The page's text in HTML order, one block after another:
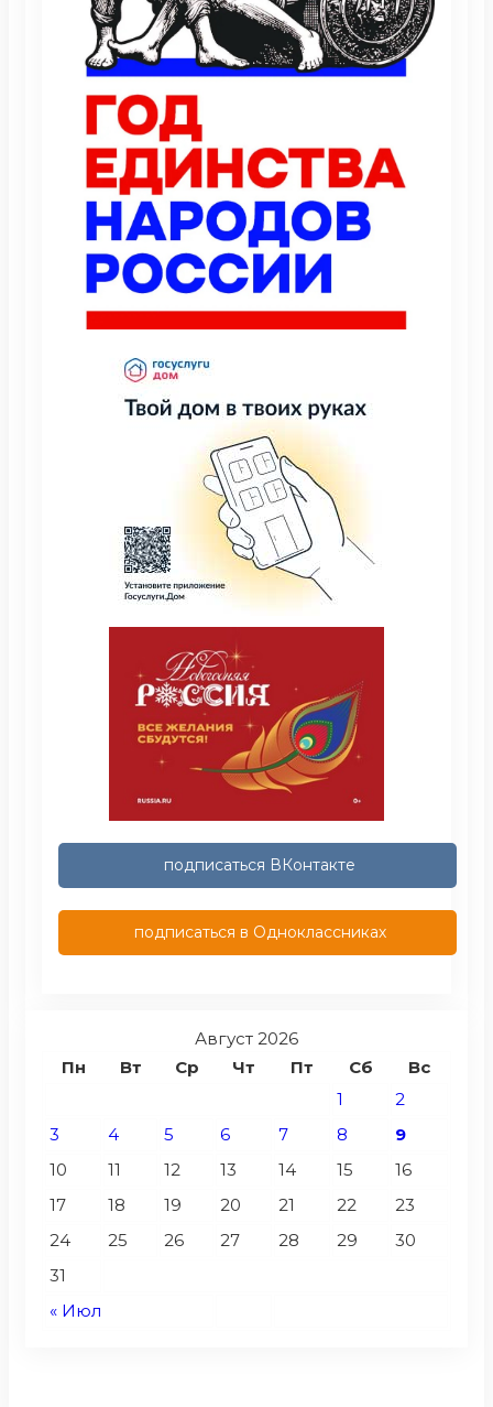
подписаться ВКонтакте
подписаться в Одноклассниках
Август 2026
Пн
Вт Ср Чт Пт Сб Вс
« Июл
1
2
3
4 5 6 7 8
9
10
11 12 13 14 15
16
17
18 19 20 21 22
23
24
25 26 27 28 29
30
31